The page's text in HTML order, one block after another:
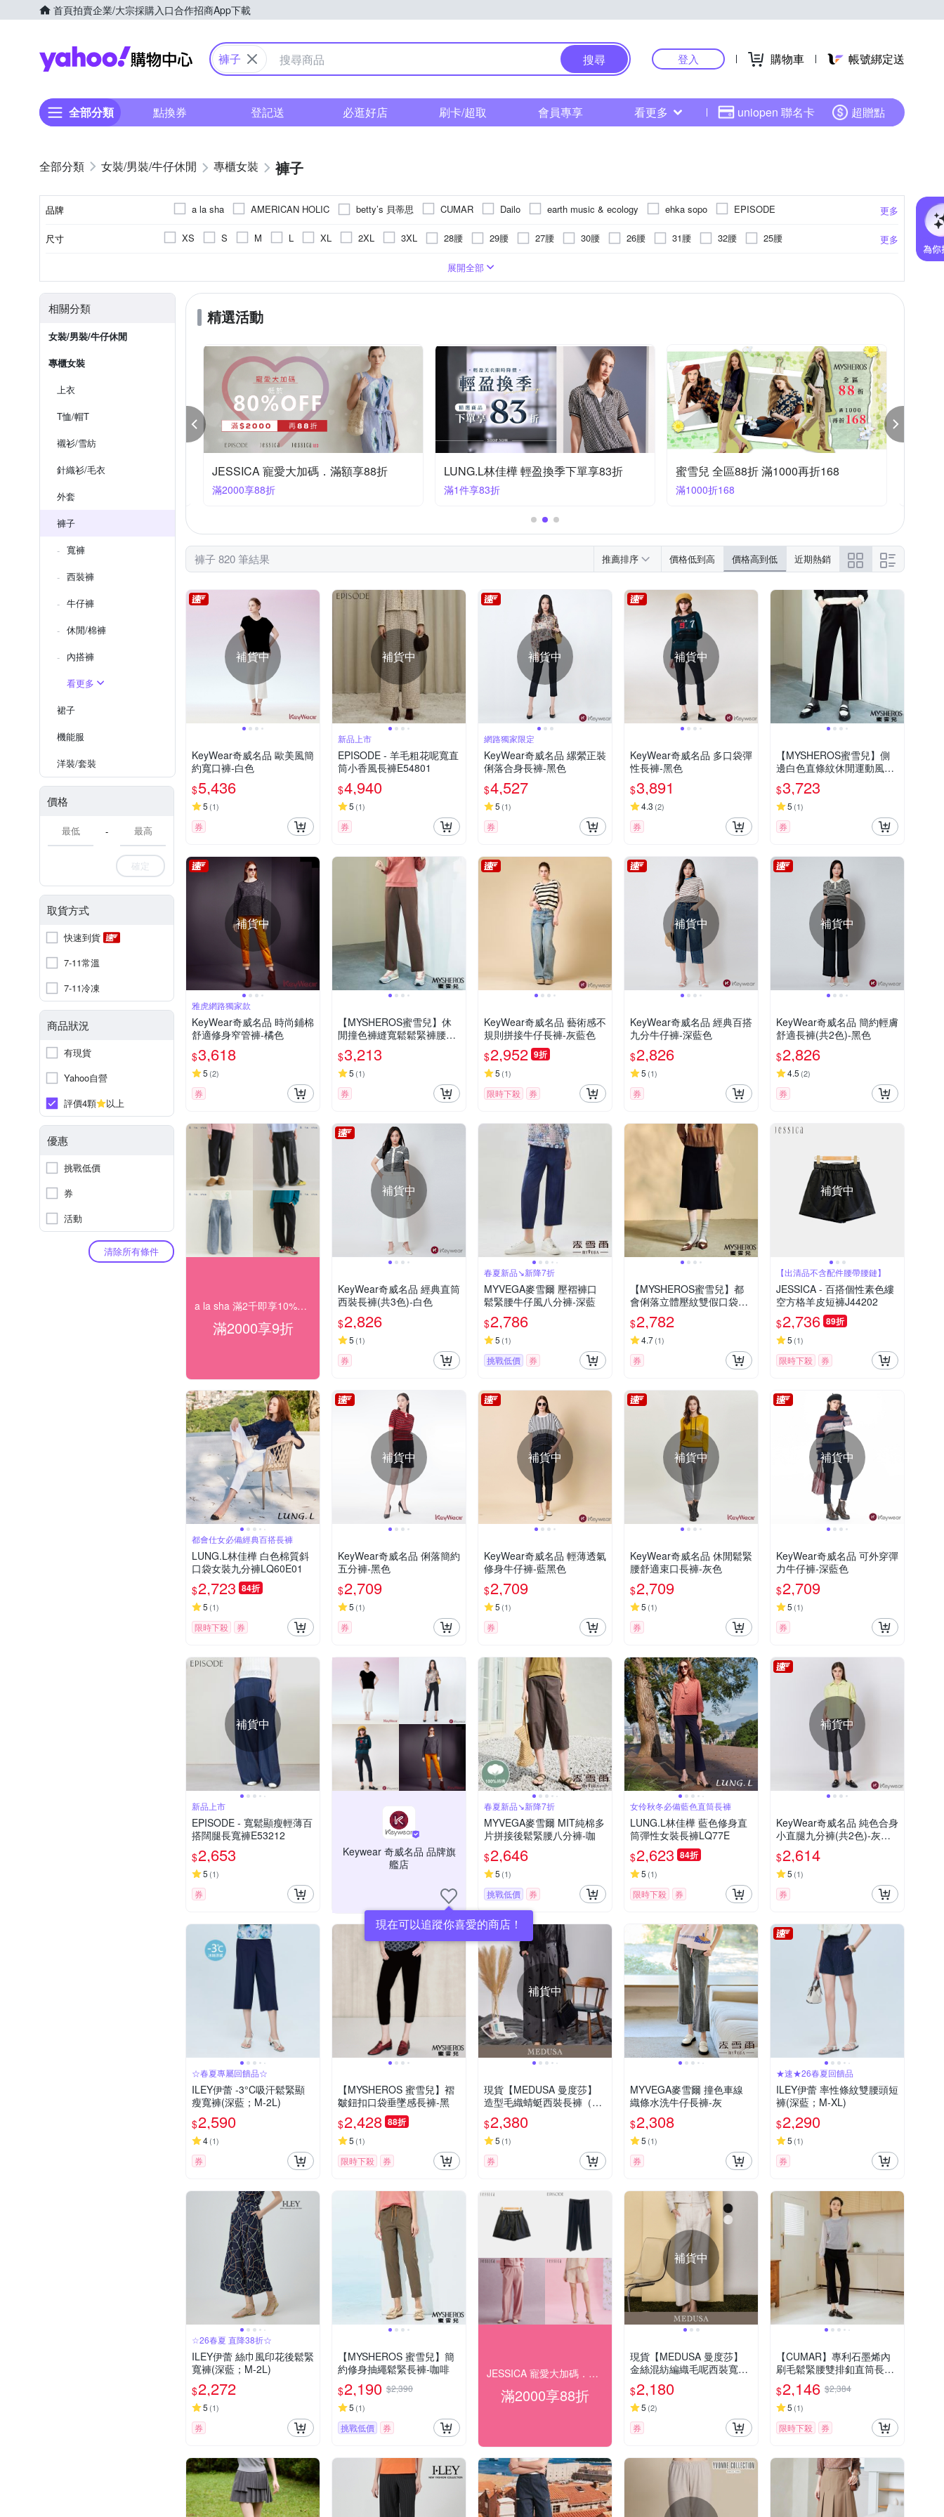
首頁拍賣企業/大宗採購入口合作招商App下載
Yahoo購物中心
褲子 搜尋 登入 購物車 帳號綁定送
全部分類 點換券 登記送 必逛好店 刷卡/超取 會員專享 看更多 uniopen 聯名卡 超贈點
女裝/男裝/牛仔休閒 專櫃女裝 褲子
品牌 更多
a la sha AMERICAN HOLIC betty’s 貝蒂思 CUMAR Dailo earth music & ecology ehka sopo
EPISODE
Green Parks
ILEY 伊蕾 Iris Girls 艾莉詩 JESSICA Jessica Red Just J’S Miss Just Wear 佳葳
KeyWear 奇威名品
Qiruo 奇若名品
Samansa Mos2 SingleNoble 獨身貴族 SO NICE TOWN’WEAR 棠葳 T.Life
YVONNE 以旺傢飾
尺寸 更多
XS S M L XL 2XL 3XL 28腰 29腰 27腰 30腰 26腰 31腰 32腰
25腰
24腰 條紋
靴型褲/喇叭褲男友褲/錐形褲
展開全部
相關分類
女裝/男裝/牛仔休閒
專櫃女裝
上衣
T恤/帽T
襯衫/雪紡
針織衫/毛衣
外套
褲子
寬褲
西裝褲
牛仔褲
休閒/棉褲
內搭褲
看更多
裙子
機能服
洋裝/套裝
價格
-
確定
取貨方式
快速到貨
7-11常溫
7-11冷凍
商品狀況
有現貨
Yahoo自營
評價4顆
以上
優惠
挑戰低價
券
活動
清除所有條件
精選活動
消暑特輯 輕盈一夏 下單7折 JESSICA 寵愛大加碼．滿額享88折
滿2000享88折
LUNG.L林佳樺 輕盈換季下單享83折
滿1件享83折
蜜雪兒 全區88折 滿1000再折168
滿1000折168
褲子 820 筆結果 推薦排序 價格低到高 價格高到低 近期熱銷
補貨中
KeyWear奇威名品 歐美風簡
約寬口褲-白色
$5,436
5 (1)
券
補貨中
新品上市
EPISODE - 羊毛粗花呢寬直
筒小香風長褲E54801
$4,940
5 (1)
券
補貨中
網路獨家限定
KeyWear奇威名品 縲縈正裝
俐落合身長褲-黑色
$4,527
5 (1)
券
補貨中
KeyWear奇威名品 多口袋彈
性長褲-黑色
$3,891
4.3 (2)
券
【MYSHEROS蜜雪兒】側
邊白色直條紋休閒運動風修
身直筒長褲-黑
$3,723
5 (1)
券
補貨中
雅虎網路獨家款
KeyWear奇威名品 時尚鋪棉
舒適修身窄管褲-橘色
$3,618
5 (2)
券
【MYSHEROS蜜雪兒】休
閒撞色褲縫寬鬆鬆緊褲腰棉
質運動長褲-咖啡
$3,213
5 (1)
券
KeyWear奇威名品 藝術感不
規則拼接牛仔長褲-灰藍色
$2,952 9折
5 (1)
限時下殺 券
補貨中
KeyWear奇威名品 經典百搭
九分牛仔褲-深藍色
$2,826
5 (1)
券
補貨中
KeyWear奇威名品 簡約輕膚
舒適長褲(共2色)-黑色
$2,826
4.5 (2)
券
a la sha 滿2千即享10%off優惠
滿2000享9折
補貨中
KeyWear奇威名品 經典直筒
西裝長褲(共3色)-白色
$2,826
5 (1)
券
春夏新品↘新降7折
MYVEGA麥雪爾 壓褶褲口
鬆緊腰牛仔風八分褲-深藍
$2,786
5 (1)
挑戰低價 券
【MYSHEROS蜜雪兒】都
會俐落立體壓紋雙假口袋側
邊線條中長裙-黑
$2,782
4.7(1)
券
補貨中
【出清品不含配件腰帶腰鏈】
JESSICA - 百搭個性素色縷
空方格羊皮短褲J44202
$2,736 89折
5 (1)
限時下殺 券
都會仕女必備經典百搭長褲
LUNG.L林佳樺 白色棉質斜
口袋女裝九分褲LQ60E01
$2,723 84折
5 (1)
限時下殺 券
補貨中
KeyWear奇威名品 俐落簡約
五分褲-黑色
$2,709
5 (1)
券
補貨中
KeyWear奇威名品 輕薄透氣
修身牛仔褲-藍黑色
$2,709
5 (1)
券
補貨中
KeyWear奇威名品 休閒鬆緊
腰舒適束口長褲-灰色
$2,709
5 (1)
券
補貨中
KeyWear奇威名品 可外穿彈
力牛仔褲-深藍色
$2,709
5 (1)
券
補貨中
新品上市
EPISODE - 寬鬆顯瘦輕薄百
搭闊腿長寬褲E53212
$2,653
5 (1)
券
Keywear 奇威名品 品牌旗
艦店
現在可以追蹤你喜愛的商店！
春夏新品↘新降7折
MYVEGA麥雪爾 MIT純棉多
片拼接後鬆緊腰八分褲-咖
$2,646
5 (1)
挑戰低價 券
女伶秋冬必備藍色直筒長褲
LUNG.L林佳樺 藍色修身直
筒彈性女裝長褲LQ77E
$2,623 84折
5 (1)
限時下殺 券
補貨中
KeyWear奇威名品 純色合身
小直腿九分褲(共2色)-灰藍
色
$2,614
5 (1)
券
☆春夏專屬回饋品☆
ILEY伊蕾 -3°C吸汗鬆緊顯
瘦寬褲(深藍；M-2L)
$2,590
4(1)
券
【MYSHEROS 蜜雪兒】褶
皺鈕扣口袋垂墜感長褲-黑
$2,428 88折
5 (1)
限時下殺 券
補貨中
現貨【MEDUSA 曼度莎】
造型毛織蜻蜓西裝長褲（M-
XL）｜女西裝褲 女寬褲 女
長褲 套裝穿搭
$2,380
5 (1)
券
MYVEGA麥雪爾 撞色車線
織條水洗牛仔長褲-灰
$2,308
5 (1)
券
★速★26春夏回饋品
ILEY伊蕾 率性條紋雙腰頭短
褲(深藍；M-XL)
$2,290
5 (1)
券
☆26春夏 直降38折☆
ILEY伊蕾 絲巾風印花後鬆緊
寬褲(深藍；M-2L)
$2,272
5 (1)
券
【MYSHEROS 蜜雪兒】簡
約修身抽繩鬆緊長褲-咖啡
$2,190 $2,390
5 (1)
挑戰低價 券
JESSICA 寵愛大加碼．滿額享88折
滿2000享88折
補貨中
現貨【MEDUSA 曼度莎】
金絲混紡編織毛呢西裝寬褲
- 2色（M-XL）｜女西裝長
褲 小香風西裝褲
$2,180
5 (2)
券
【CUMAR】專利石墨烯內
刷毛鬆緊腰雙排釦直筒長褲
藍 黑 灰
$2,146 $2,384
5 (1)
限時下殺 券